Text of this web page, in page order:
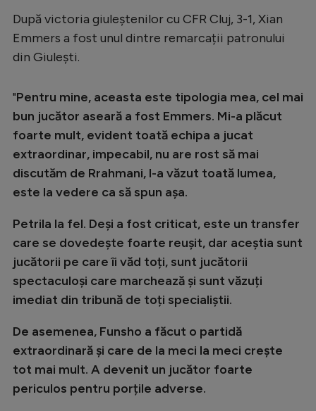
Creează cont
După victoria giuleștenilor cu CFR Cluj, 3-1, Xian
Emmers a fost unul dintre remarcații patronului
din Giulești.
"Pentru mine, aceasta este tipologia mea, cel mai
bun jucător aseară a fost Emmers. Mi-a plăcut
foarte mult, evident toată echipa a jucat
extraordinar, impecabil, nu are rost să mai
discutăm de Rrahmani, l-a văzut toată lumea,
este la vedere ca să spun așa.
Petrila la fel. Deși a fost criticat, este un transfer
care se dovedește foarte reușit, dar aceștia sunt
jucătorii pe care îi văd toți, sunt jucătorii
spectaculoși care marchează și sunt văzuți
imediat din tribună de toți specialiștii.
De asemenea, Funsho a făcut o partidă
extraordinară și care de la meci la meci crește
tot mai mult. A devenit un jucător foarte
periculos pentru porțile adverse.